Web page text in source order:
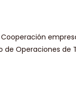
Cooperación
Operaciones de